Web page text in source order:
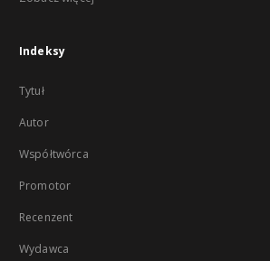
Indeksy
Tytuł
Autor
Współtwórca
Promotor
Recenzent
Wydawca